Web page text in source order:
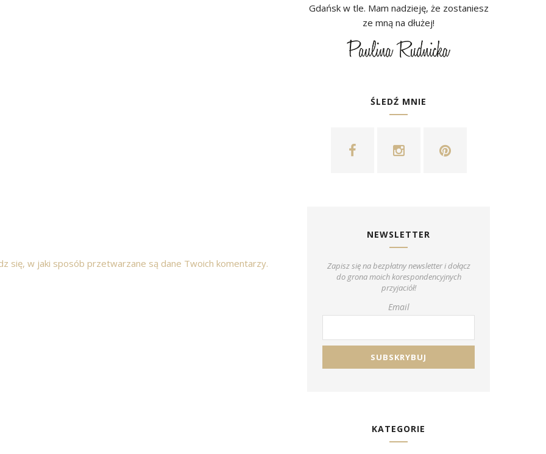
się, w jaki sposób przetwarzane są dane Twoich komentarzy.
Gdańsk w tle. Mam nadzieję, że zostaniesz
ze mną na dłużej!
ŚLEDŹ MNIE
NEWSLETTER
Zapisz się na bezpłatny newsletter i dołącz
do grona moich korespondencyjnych
przyjaciół!
Email
KATEGORIE